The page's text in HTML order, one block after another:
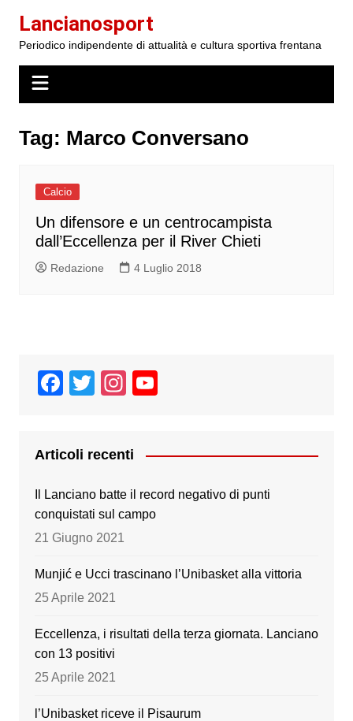
contenuto
Lancianosport
Periodico indipendente di attualità e cultura sportiva frentana
Tag: Marco Conversano
Calcio
Un difensore e un centrocampista
dall’Eccellenza per il River Chieti
Redazione 4 Luglio 2018
F
e
b
o
o
T
er
In
gr
a
m
T
Articoli recenti
Il Lanciano batte il record negativo di punti
conquistati sul campo
21 Giugno 2021
Munjić e Ucci trascinano l’Unibasket alla vittoria
25 Aprile 2021
Eccellenza, i risultati della terza giornata. Lanciano
con 13 positivi
25 Aprile 2021
l’Unibasket riceve il Pisaurum